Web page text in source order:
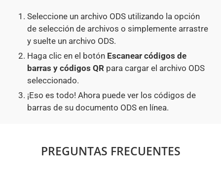
Seleccione un archivo ODS utilizando la opción
de selección de archivos o simplemente arrastre
y suelte un archivo ODS.
Haga clic en el botón Escanear códigos de
barras y códigos QR para cargar el archivo ODS
seleccionado.
¡Eso es todo! Ahora puede ver los códigos de
barras de su documento ODS en línea.
PREGUNTAS FRECUENTES